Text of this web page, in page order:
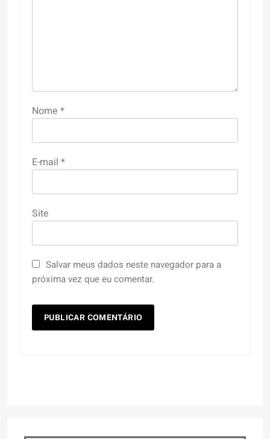
Nome *
E-mail *
Site
Salvar meus dados neste navegador para a
próxima vez que eu comentar.